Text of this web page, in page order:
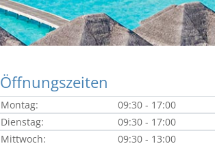
Öffnungszeiten
Montag:
09:30 - 17:00
Dienstag:
09:30 - 17:00
Mittwoch:
09:30 - 13:00